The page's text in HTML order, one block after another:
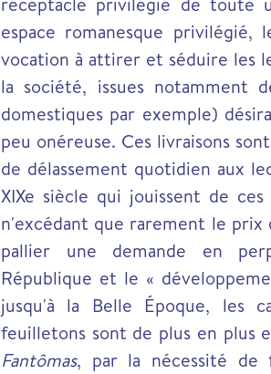
espace romanesque privilégié,
vocation à attirer et séduire les
la société, issues notamment
domestiques par exemple)
peu onéreuse. Ces livraisons
de délassement quotidien aux
XIXe siècle qui jouissent de
n'excédant que rarement le
pallier une demande en
République et le «
jusqu'à la Belle Époque, les
feuilletons sont de plus en plus
Fantômas, par la nécessité de